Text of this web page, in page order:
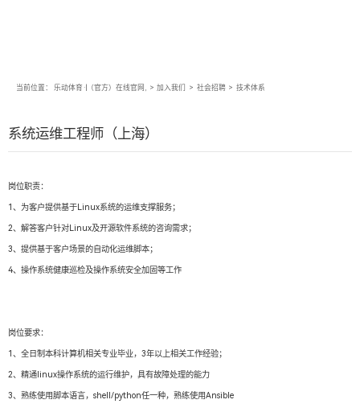
当前位置： 乐动体育·|（官方）在线官网, > 加入我们 > 社会招聘 > 技术体系
系统运维工程师（上海）
岗位职责：
1、为客户提供基于Linux系统的运维支撑服务；
2、解答客户针对Linux及开源软件系统的咨询需求；
3、提供基于客户场景的自动化运维脚本；
4、操作系统健康巡检及操作系统安全加固等工作
岗位要求：
1、全日制本科计算机相关专业毕业，3年以上相关工作经验；
2、精通linux操作系统的运行维护，具有故障处理的能力
3、熟练使用脚本语言，shell/python任一种，熟练使用Ansible